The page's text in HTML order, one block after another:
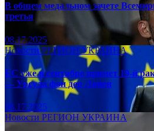
В общем медальном зачете
третья
08.17.2025
НовостиРЕГИОНУКРАИНА
ЕС уже в сентябре примет 19-й
— Урсула фон дер Ляйен
08.17.2025
Новости РЕГИОН УКРАИНА